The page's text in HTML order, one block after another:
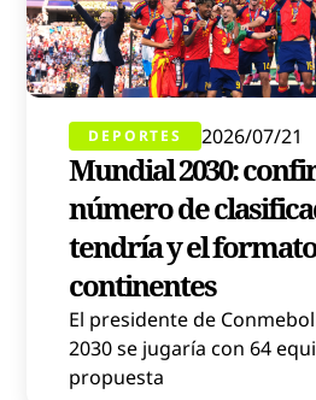
DEPORTES 2026/07/21
Mundial 2030:
número de
tendría y el
continentes
El presidente de
2030 se jugaría con 64
propuesta